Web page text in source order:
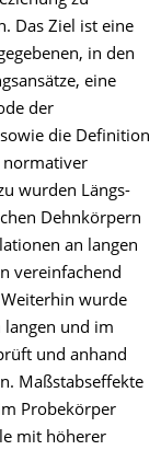
Das Ziel ist eine
in den
eine
der
die Definition
normativer
wurden Längs-
Dehnkörpern
an langen
vereinfachend
wurde
langen und im
und anhand
Maßstabseffekte
Probekörper
mit höherer